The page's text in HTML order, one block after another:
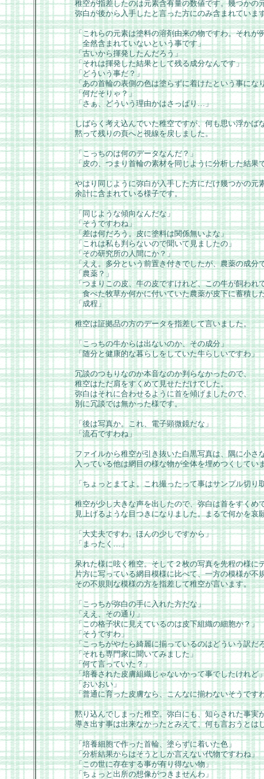
稚空が指差したのは元素含有量の数値です。幾つかの
弥白が後から入手したと言った方にのみ含まれていま
「これらの元素は塗料の溶剤由来の物ですわ。それが
全然含まれていないという事です」
「古いから揮発したんだろう」
「それは揮発した結果として残る成分なんです」
「どういう事だ？」
「あの首輪の表側の色は塗らずに着けたという事にな
「何だそりゃ？」
「さぁ、どういう理由かはさっぱり…」
しばらく考え込んでいた稚空ですが、何も思い浮かば
黙って残りの頁へと視線を戻しました。
「こっちのは何のデータなんだ？」
「皮の、つまり首輪の素材を同じように分析した結果
やはり同じように弥白が入手した方にだけ幾つかの元
余計に含まれている様子です。
「同じような傾向なんだな」
「そうですわね」
「差は何だろう。皮に塗料は関係無いよな」
「これは私も判らないので聞いて見ましたの」
「その研究所の人間にか？」
「ええ。多分という前置き付きでしたが、農薬の成分
「農薬？」
「つまりこの皮、牛の皮ですけれど、この牛が飼われ
食べた牧草か何かに付いていた農薬が皮下に蓄積し
「成程」
稚空は証拠品の方のデータを指差して言いました。
「こっちの牛からは出ないのか、その成分」
「随分と健康的な暮らしをしていた牛らしいですわ」
冗談のつもりなのか本音なのか判らなかったので、
稚空はただ肩をすくめて見せただけでした。
弥白はそれに合わせるように首を傾げましたので、
別に冗談では無かった様です。
「後は写真か。これ、電子顕微鏡だな」
「流石ですわね」
ファイルから稚空が引き抜いた白黒写真は、隅に小さ
入っている他は網目の様な物が全体を埋めつくしてい
「ちょっとまてよ。これ撮ったって事はサンプル切り
稚空が少し大きな声を出したので、弥白は首をすくめ
見上げるような目つきになりました。まるで何かを哀
「大丈夫ですわ。ほんの少しですから」
「まったく…」
呆れた様に呟く稚空。そして２枚の写真を先程の様に
片方に写っている網目模様に比べて、一方の模様が不
その不規則な模様の方を指差して稚空が言います。
「こっちが弥白の手に入れた方だな」
「ええ、その通り」
「この格子状に見えているのは皮下組織の細胞か？」
「そうですわ」
「こっちがやたら綺麗に揃っているのはどういう訳だ
「それも専門家に聞いてみました」
「何て言っていた？」
「培養された皮膚組織じゃないかって事でしたけれど
「おいおい」
「普通に育った皮膚なら、こんなに揃わないそうです
黙り込んでしまった稚空。弥白にも、知らされた事実
導き出す事は出来なかったとみえて、何も言おうとは
「培養細胞で作った首輪、塗らずに着いた色」
「分析結果からはそうとしか言えない代物ですわね」
「この世に存在する事が有り得ない物」
「ちょっと出所の想像がつきませんわ」